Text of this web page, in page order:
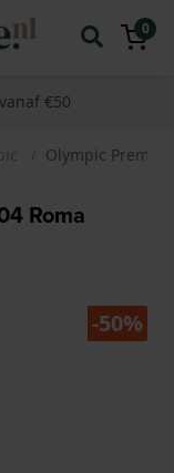
0
€50
Olympic
Roma
-50%